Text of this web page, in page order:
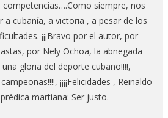
competencias….Como siempre, nos
a cubanía, a victoria , a pesar de los
¡¡¡Bravo por el autor, por
por Nely Ochoa, la abnegada
gloria del deporte cubano!!!!,
campeonas!!!!, ¡¡¡¡Felicidades , Reinaldo
martiana: Ser justo.